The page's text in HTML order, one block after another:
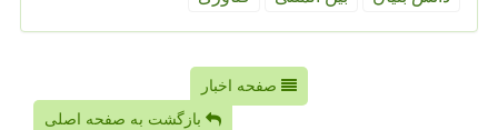
صفحه اخبار
بازگشت به صفحه اصلی